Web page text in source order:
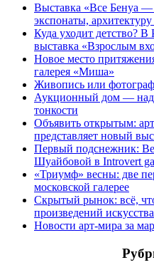
Выставка «Все Бенуа —
экспонаты, архитектуру
Куда уходит детство? В
выставка «Взрослым
Новое место
галерея «Миша»
Живопись или
Аукционный дом —
тонкости
Объявить открытым:
представляет новый
Первый подснежник:
Шуайбовой в Introvert
«Триумф» весны: две
московской галерее
Скрытый рынок: всё,
произведений искусства
Новости арт-мира за